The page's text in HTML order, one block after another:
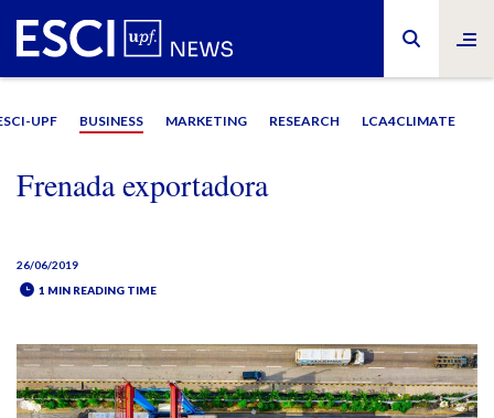
UPF BUSINESS MARKETING RESEARCH LCA4CLIMATE
Frenada exportadora
26/06/2019
1 MIN READING TIME